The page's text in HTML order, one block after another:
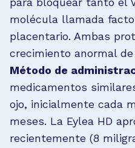
molécula llamada
placentario. Ambas
crecimiento anormal
Método de
medicamentos
ojo, inicialmente cada
meses. La Eylea HD
recientemente (8